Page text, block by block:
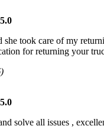
5.0
took care of my
for returning your
5.0
solve all issues ,